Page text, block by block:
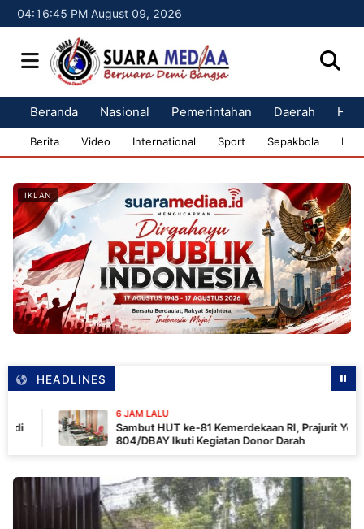
04:16:46 PM August 09, 2026
Beranda Nasional Pemerintahan Daerah
Berita Video International Sport Sepakbola
IKLAN
HEADLINES
6 JAM LALU
Sambut HUT ke-81 Kemerdekaan RI, Prajurit Yonif TP
804/DBAY Ikuti Kegiatan Donor Darah